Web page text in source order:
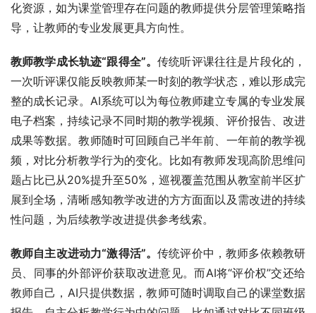
化资源，如为课堂管理存在问题的教师提供分层管理策略指
导，让教师的专业发展更具方向性。
教师教学成长轨迹“跟得全”。传统听评课往往是片段化的，
一次听评课仅能反映教师某一时刻的教学状态，难以形成完
整的成长记录。AI系统可以为每位教师建立专属的专业发展
电子档案，持续记录不同时期的教学视频、评价报告、改进
成果等数据。教师随时可回顾自己半年前、一年前的教学视
频，对比分析教学行为的变化。比如有教师发现高阶思维问
题占比已从20%提升至50%，巡视覆盖范围从教室前半区扩
展到全场，清晰感知教学改进的方方面面以及需改进的持续
性问题，为后续教学改进提供参考线索。
教师自主改进动力“激得活”。传统评价中，教师多依赖教研
员、同事的外部评价获取改进意见。而AI将“评价权”交还给
教师自己，AI只提供数据，教师可随时调取自己的课堂数据